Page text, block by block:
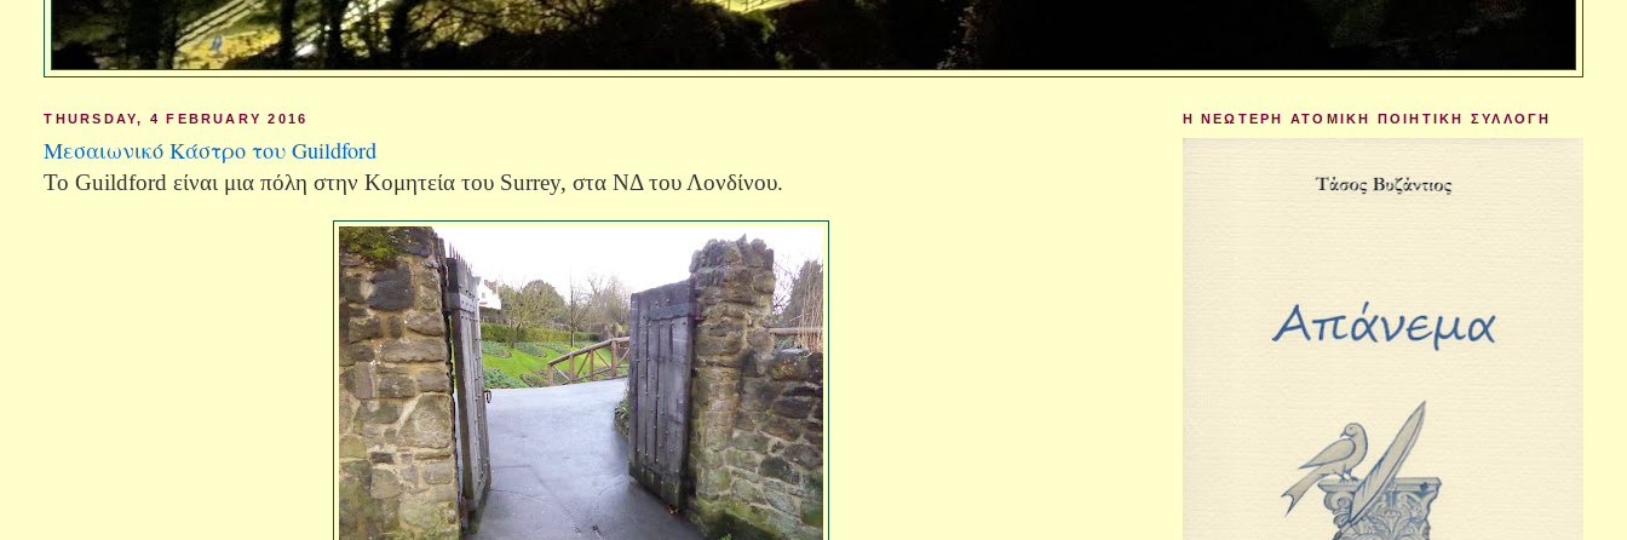
THURSDAY, 4 FEBRUARY 2016
Μεσαιωνικό Κάστρο του Guildford
Το Guildford είναι μια πόλη στην Κομητεία του Surrey,στα ΝΔ του Λονδίνου.
Η ΝΕΩΤΕΡΗ ΑΤΟΜΙΚΗ ΠΟΙΗΤΙΚΗ ΣΥΛΛΟΓΗ